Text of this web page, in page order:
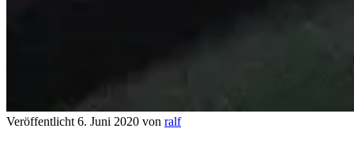
Veröffentlicht 6. Juni 2020 von ralf